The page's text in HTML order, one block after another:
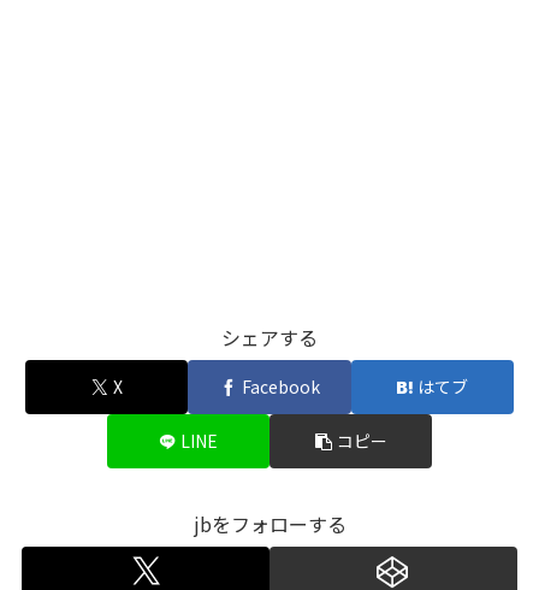
シェアする
X Facebook はてブ
LINE コピー
jbをフォローする